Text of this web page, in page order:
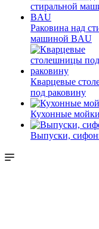
Раковина над
машиной BAU
Кварцевые
под раковину
Кухонные мойки
Выпуски,